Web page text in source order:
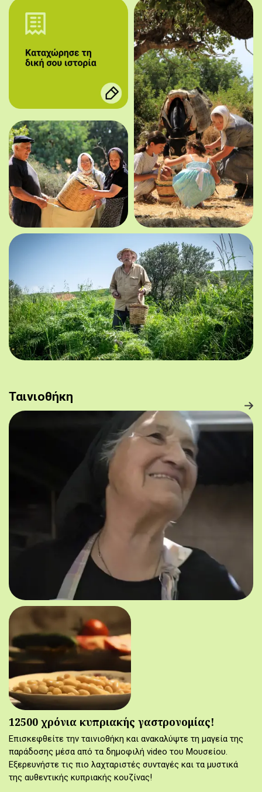
Ταινιοθήκη
12500 χρόνια κυπριακής γαστρονομίας!
Επισκεφθείτε την ταινιοθήκη και ανακαλύψτε τη μαγεία της
παράδοσης μέσα από τα δημοφιλή video του Μουσείου.
Εξερευνήστε τις πιο λαχταριστές συνταγές και τα μυστικά
της αυθεντικής κυπριακής κουζίνας!